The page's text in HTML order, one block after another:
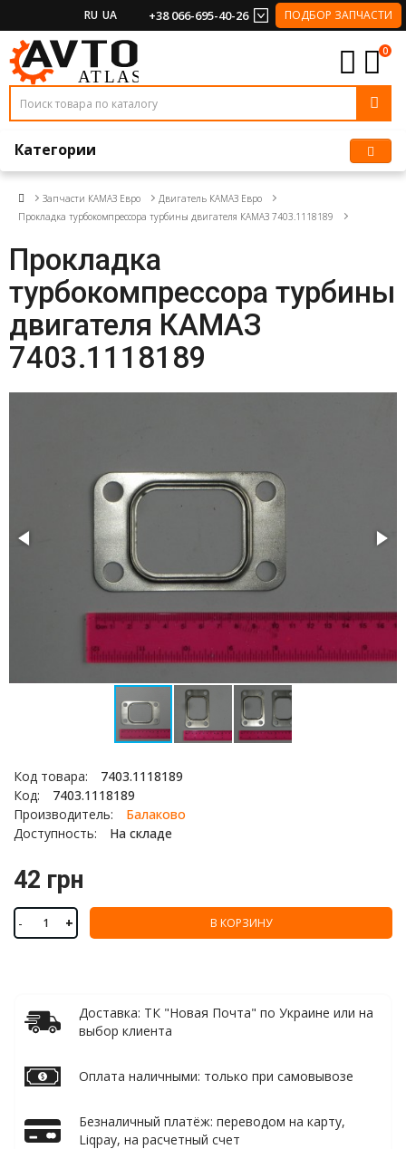
RU UA +38 066-695-40-26 ПОДБОР ЗАПЧАСТИ
0
Категории
Запчасти КАМАЗ Евро
Двигатель КАМАЗ Евро
Прокладка турбокомпрессора турбины двигателя КАМАЗ 7403.1118189
Прокладка
турбокомпрессора турбины
двигателя КАМАЗ
7403.1118189
Код товара:
7403.1118189
Код:
7403.1118189
Производитель:
Балаково
Доступность:
На складе
42 грн
- + В КОРЗИНУ
Доставка: ТК "Новая Почта" по Украине или на
выбор клиента
Оплата наличными: только при самовывозе
Безналичный платёж: переводом на карту,
Liqpay, на расчетный счет